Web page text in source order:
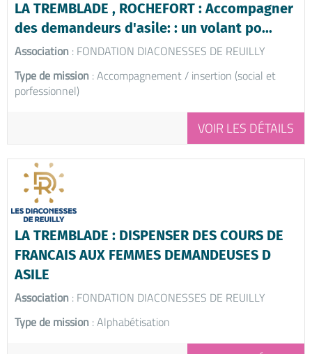
LA TREMBLADE , ROCHEFORT : Accompagner
des demandeurs d'asile: : un volant po...
Association : FONDATION DIACONESSES DE REUILLY
Type de mission : Accompagnement / insertion (social et
porfessionnel)
VOIR LES DÉTAILS
LA TREMBLADE : DISPENSER DES COURS DE
FRANCAIS AUX FEMMES DEMANDEUSES D
ASILE
Association : FONDATION DIACONESSES DE REUILLY
Type de mission : Alphabétisation